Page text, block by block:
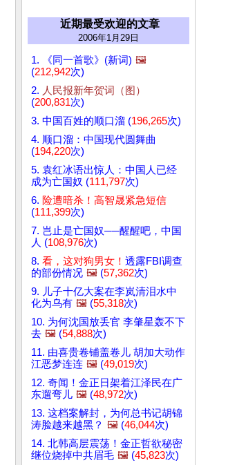
近期最受欢迎的文章
2006年1月29日
1. 《同一首歌》(新词) 🖼️
(212,942次)
2. 人民报新年贺词（图）
(200,831次)
3. 中国百姓的顺口溜 (196,265次)
4. 顺口溜：中国现代圆舞曲
(194,220次)
5. 袁红冰语出惊人：中国人已经
成为亡国奴 (111,797次)
6. 险遭暗杀！高智晟紧急短信
(111,399次)
7. 岂止是亡国奴──醒醒吧，中国
人 (108,976次)
8. 看，这对狗男女！ 透露FBI调查
的部份情况 🖼️ (57,362次)
9. 儿子十亿大案在李岚清泪水中
化为乌有 🖼️ (55,318次)
10. 为何沈国放丢官 李肇星轰不下
去 🖼️ (54,888次)
11. 由喜贵卷铺盖卷儿 胡加大动作
江恶梦连连 🖼️ (49,019次)
12. 奇闻！金正日架着江泽民在广
东遛弯儿 🖼️ (48,972次)
13. 这档案解封，为何总书记胡锦
涛脸越来越黑？ 🖼️ (46,044次)
14. 北韩高层震荡！金正哲欲秘密
继位烧掉中共眉毛 🖼️ (45,823次)